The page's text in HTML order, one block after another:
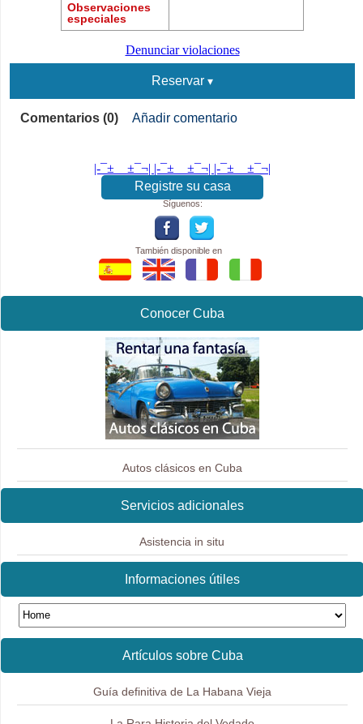
Observaciones
especiales
Denunciar violaciones
Reservar
Comentarios (0) Añadir comentario
|-¯±­__­±¯¬| |-¯±­__­±¯¬| |-¯±­__­±¯¬|
Registre su casa
Síguenos:
También disponible en
Conocer Cuba
Autos clásicos en Cuba
Servicios adicionales
Asistencia in situ
Informaciones útiles
Artículos sobre Cuba
Guía definitiva de La Habana Vieja